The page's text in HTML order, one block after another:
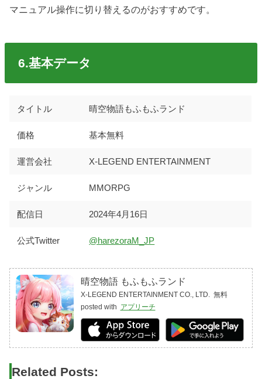
マニュアル操作に切り替えるのがおすすめです。
6.基本データ
タイトル 晴空物語もふもふランド
価格 基本無料
運営会社 X-LEGEND ENTERTAINMENT
ジャンル MMORPG
配信日 2024年4月16日
公式Twitter @harezoraM_JP
晴空物語 もふもふランド
X-LEGEND ENTERTAINMENT CO., LTD.
無料
posted with アプリーチ
Related Posts: